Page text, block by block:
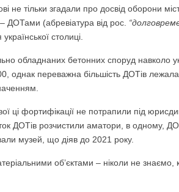
не тільки згадали про досвід оборони
ДОТами (абревіатура від рос.
столиці.
обладнаних бетонних споруд навколо
однак переважна більшість ДОТів
ці фортифікації не потрапили під
ДОТів розчистили аматори, в одному,
музей, що діяв до 2021 року.
об’єктами – ніколи не